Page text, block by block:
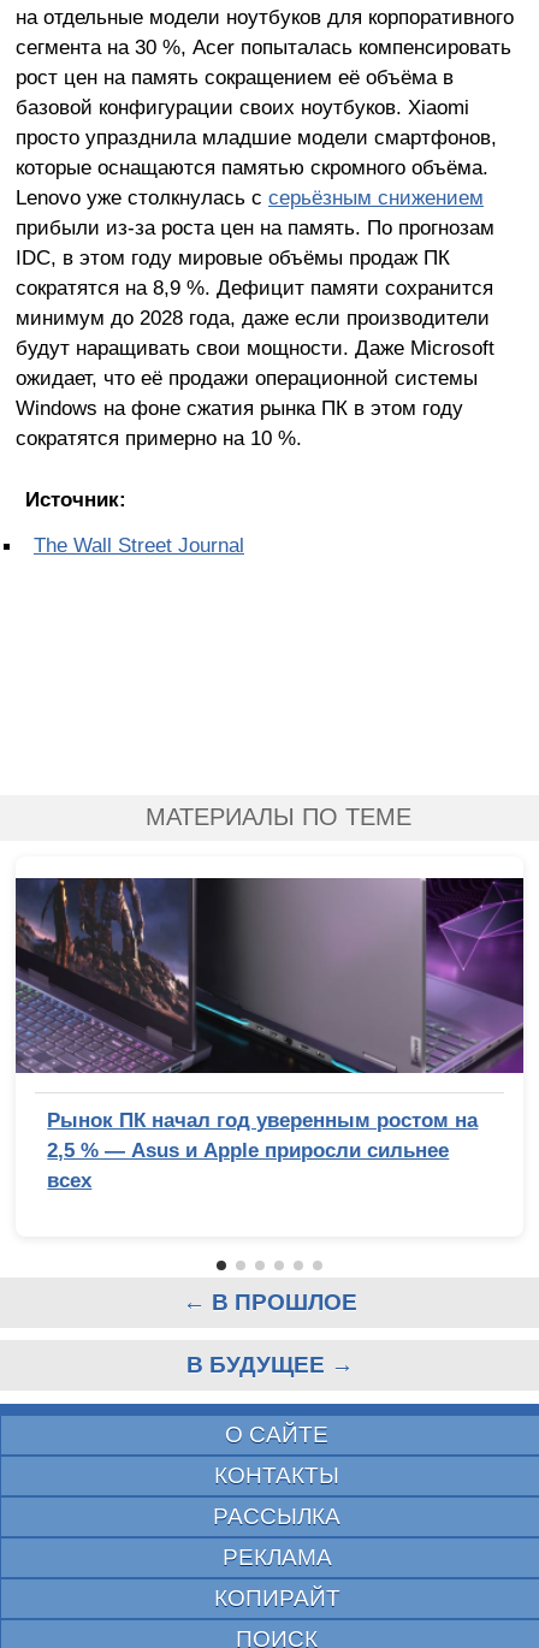
на отдельные модели ноутбуков для корпоративного
сегмента на 30 %, Acer попыталась компенсировать
рост цен на память сокращением её объёма в
базовой конфигурации своих ноутбуков. Xiaomi
просто упразднила младшие модели смартфонов,
которые оснащаются памятью скромного объёма.
Lenovo уже столкнулась с серьёзным снижением
прибыли из-за роста цен на память. По прогнозам
IDC, в этом году мировые объёмы продаж ПК
сократятся на 8,9 %. Дефицит памяти сохранится
минимум до 2028 года, даже если производители
будут наращивать свои мощности. Даже Microsoft
ожидает, что её продажи операционной системы
Windows на фоне сжатия рынка ПК в этом году
сократятся примерно на 10 %.
Источник:
The Wall Street Journal
МАТЕРИАЛЫ ПО ТЕМЕ
Рынок ПК начал год уверенным ростом на
2,5 % — Asus и Apple приросли сильнее
всех
← В ПРОШЛОЕ
В БУДУЩЕЕ →
О САЙТЕ
КОНТАКТЫ
РАССЫЛКА
РЕКЛАМА
КОПИРАЙТ
ПОИСК